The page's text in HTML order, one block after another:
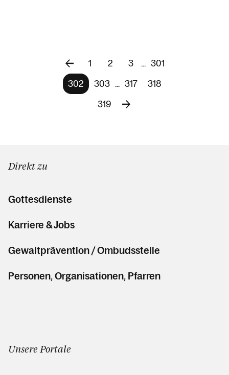
1 2 3 ... 301
302
303 ... 317
318
319
Direkt zu
Gottesdienste
Karriere & Jobs
Gewaltprävention / Ombudsstelle
Personen, Organisationen, Pfarren
Unsere Portale